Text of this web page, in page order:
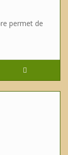
permet de